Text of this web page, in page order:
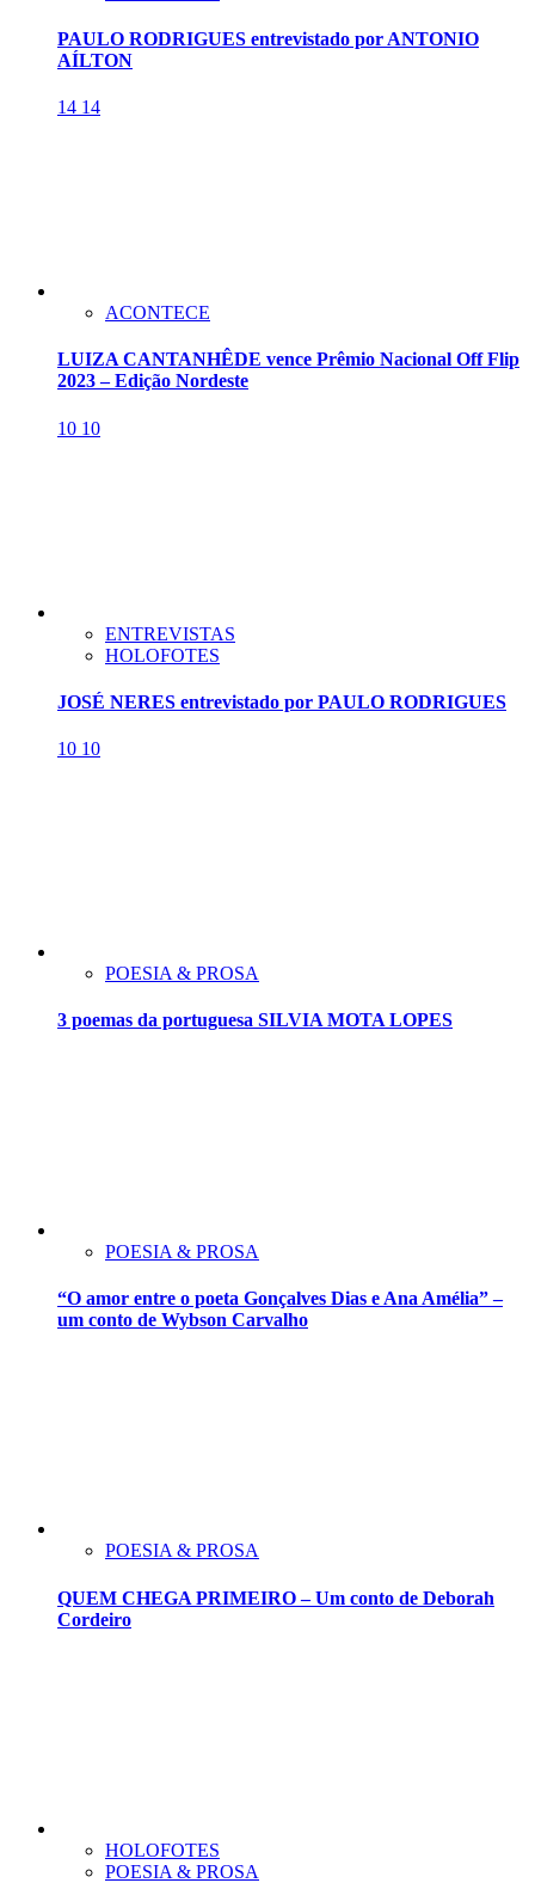
PAULO RODRIGUES entrevistado por ANTONIO
AÍLTON
14 14
ACONTECE
LUIZA CANTANHÊDE vence Prêmio Nacional Off Flip
2023 – Edição Nordeste
10 10
ENTREVISTAS
HOLOFOTES
JOSÉ NERES entrevistado por PAULO RODRIGUES
10 10
POESIA & PROSA
3 poemas da portuguesa SILVIA MOTA LOPES
POESIA & PROSA
“O amor entre o poeta Gonçalves Dias e Ana Amélia” –
um conto de Wybson Carvalho
POESIA & PROSA
QUEM CHEGA PRIMEIRO – Um conto de Deborah
Cordeiro
HOLOFOTES
POESIA & PROSA